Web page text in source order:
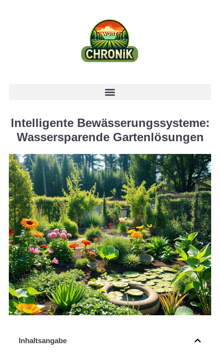
Intelligente Bewässerungssysteme:
Wassersparende Gartenlösungen
Inhaltsangabe